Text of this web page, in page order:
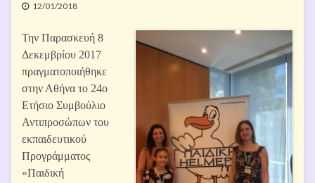
12/01/2018
Την Παρασκευή 8
Δεκεμβρίου 2017
πραγματοποιήθηκε
στην Αθήνα το 24ο
Ετήσιο Συμβούλιο
Αντιπροσώπων του
εκπαιδευτικού
Προγράμματος
«Παιδική